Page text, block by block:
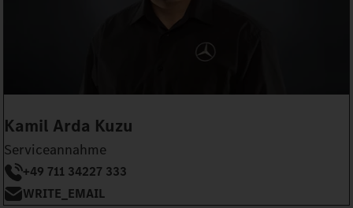
Kamil Arda Kuzu
Serviceannahme
+49 711 34227 333
WRITE_EMAIL